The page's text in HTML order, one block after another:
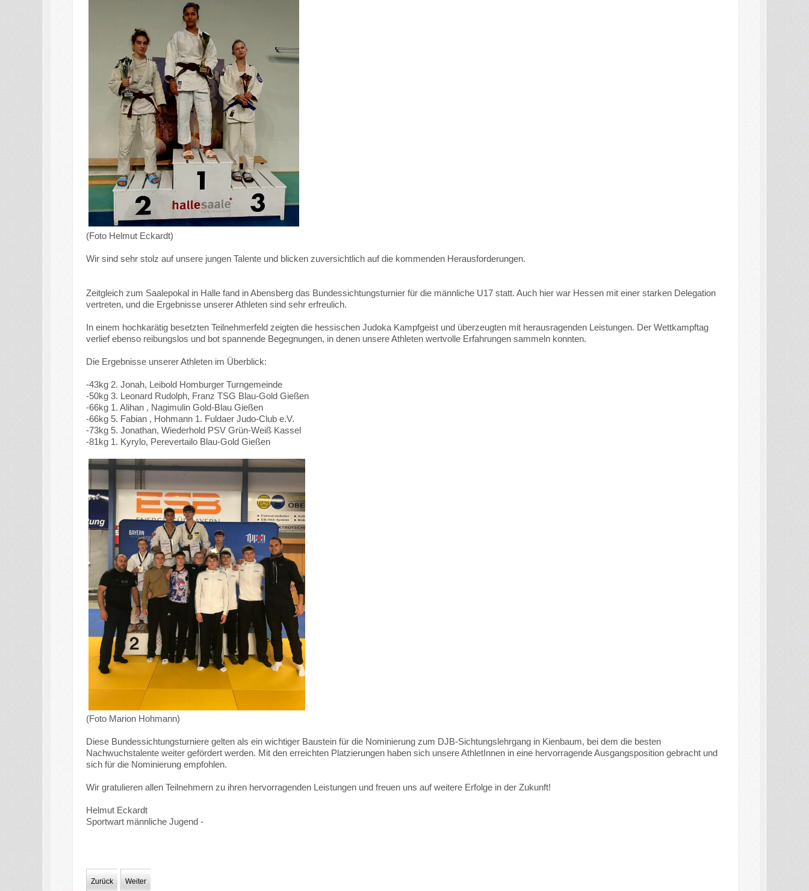
(Foto Helmut Eckardt)
Wir sind sehr stolz auf unsere jungen Talente und blicken zuversichtlich auf die kommenden Herausforderungen.
Zeitgleich zum Saalepokal in Halle fand in Abensberg das Bundessichtungsturnier für die männliche U17 statt. Auch hier war Hessen mit einer starken Delegation
vertreten, und die Ergebnisse unserer Athleten sind sehr erfreulich.
In einem hochkarätig besetzten Teilnehmerfeld zeigten die hessischen Judoka Kampfgeist und überzeugten mit herausragenden Leistungen. Der Wettkampftag
verlief ebenso reibungslos und bot spannende Begegnungen, in denen unsere Athleten wertvolle Erfahrungen sammeln konnten.
Die Ergebnisse unserer Athleten im Überblick:
-43kg 2. Jonah, Leibold Homburger Turngemeinde
-50kg 3. Leonard Rudolph, Franz TSG Blau-Gold Gießen
-66kg 1. Alihan , Nagimulin Gold-Blau Gießen
-66kg 5. Fabian , Hohmann 1. Fuldaer Judo-Club e.V.
-73kg 5. Jonathan, Wiederhold PSV Grün-Weiß Kassel
-81kg 1. Kyrylo, Perevertailo Blau-Gold Gießen
(Foto Marion Hohmann)
Diese Bundessichtungsturniere gelten als ein wichtiger Baustein für die Nominierung zum DJB-Sichtungslehrgang in Kienbaum, bei dem die besten
Nachwuchstalente weiter gefördert werden. Mit den erreichten Platzierungen haben sich unsere AthletInnen in eine hervorragende Ausgangsposition gebracht und
sich für die Nominierung empfohlen.
Wir gratulieren allen Teilnehmern zu ihren hervorragenden Leistungen und freuen uns auf weitere Erfolge in der Zukunft!
Helmut Eckardt
Sportwart männliche Jugend -
Zurück Weiter